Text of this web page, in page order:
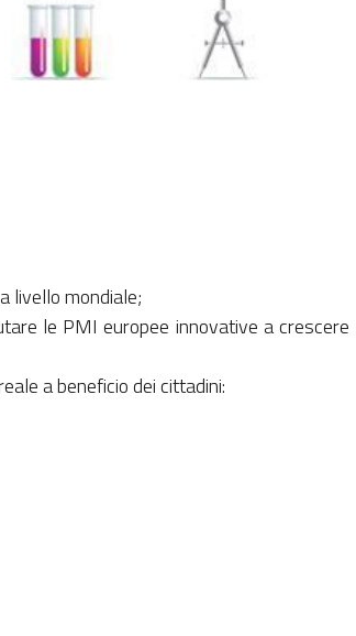
livello mondiale;
le PMI europee innovative a crescere
a beneficio dei cittadini: